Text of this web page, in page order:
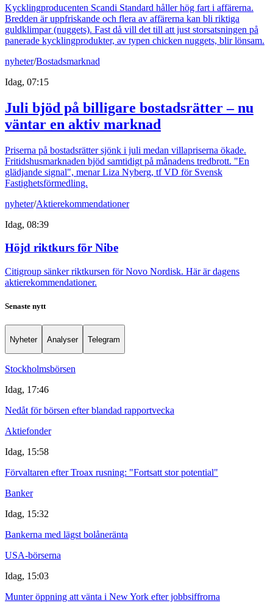
Kycklingproducenten Scandi Standard håller hög fart i affärerna.
Bredden är uppfriskande och flera av affärerna kan bli riktiga
guldklimpar (nuggets). Fast då vill det till att just storsatsningen på
panerade kycklingprodukter, av typen chicken nuggets, blir lönsam.
nyheter/Bostadsmarknad
Idag, 07:15
Juli bjöd på billigare bostadsrätter – nu
väntar en aktiv marknad
Priserna på bostadsrätter sjönk i juli medan villapriserna ökade.
Fritidshusmarknaden bjöd samtidigt på månadens tredbrott. "En
glädjande signal", menar Liza Nyberg, tf VD för Svensk
Fastighetsförmedling.
nyheter/Aktierekommendationer
Idag, 08:39
Höjd riktkurs för Nibe
Citigroup sänker riktkursen för Novo Nordisk. Här är dagens
aktierekommendationer.
Senaste nytt
Nyheter Analyser Telegram
Stockholmsbörsen
Idag, 17:46
Nedåt för börsen efter blandad rapportvecka
Aktiefonder
Idag, 15:58
Förvaltaren efter Troax rusning: "Fortsatt stor potential"
Banker
Idag, 15:32
Bankerna med lägst bolåneränta
USA-börserna
Idag, 15:03
Munter öppning att vänta i New York efter jobbsiffrorna